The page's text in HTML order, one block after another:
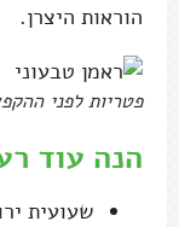
הוראות היצרן.
פטריות לפני
הנה עוד
שעועית